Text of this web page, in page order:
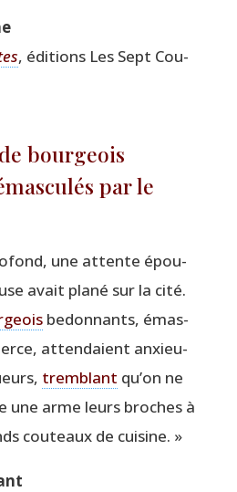
, édi­tions Les Sept Cou­
bourgeois
par le
une attente épou­
avait pla­né sur la cité.
bedon­nants, émas­
atten­daient anxieu­
trem­blant qu’on ne
une arme leurs broches à
cou­teaux de cuisine. »